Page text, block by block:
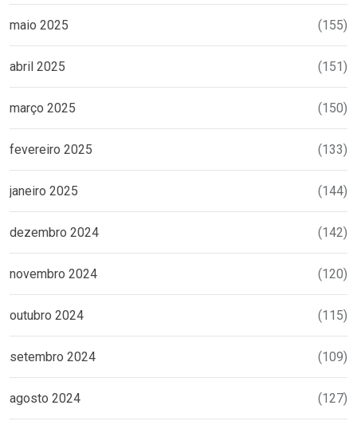
maio 2025 (155)
abril 2025 (151)
março 2025 (150)
fevereiro 2025 (133)
janeiro 2025 (144)
dezembro 2024 (142)
novembro 2024 (120)
outubro 2024 (115)
setembro 2024 (109)
agosto 2024 (127)